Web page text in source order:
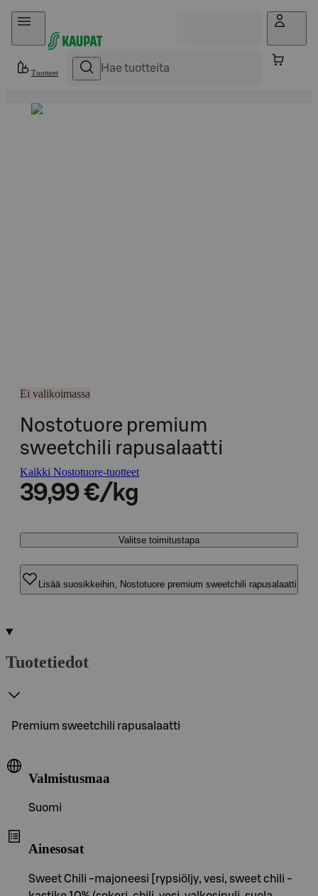
Hyppää sisältöön
Tuotteet
Ei valikoimassa
Nostotuore premium
sweetchili rapusalaatti
Kaikki Nostotuore-tuotteet
39,99 €/kg
Valitse toimitustapa
Lisää suosikkeihin, Nostotuore premium sweetchili rapusalaatti
Tuotetiedot
Premium sweetchili rapusalaatti
Valmistusmaa
Suomi
Ainesosat
Sweet Chili -majoneesi [rypsiöljy, vesi, sweet chili -